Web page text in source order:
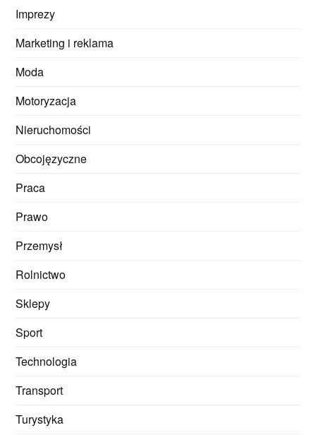
Imprezy
Marketing i reklama
Moda
Motoryzacja
Nieruchomości
Obcojęzyczne
Praca
Prawo
Przemysł
Rolnictwo
Sklepy
Sport
Technologia
Transport
Turystyka